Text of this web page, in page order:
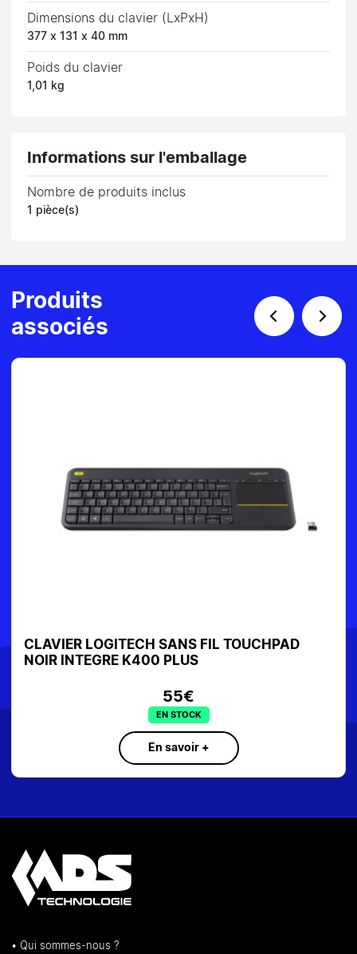
Dimensions du clavier (LxPxH)
377 x 131 x 40 mm
Poids du clavier
1,01 kg
Informations sur l'emballage
Nombre de produits inclus
1 pièce(s)
Produits
associés
CLAVIER+SOURIS TRUST ODY II SANS FIL
BLANC 25470
29,90€
EN STOCK
En savoir +
• Qui sommes-nous ?